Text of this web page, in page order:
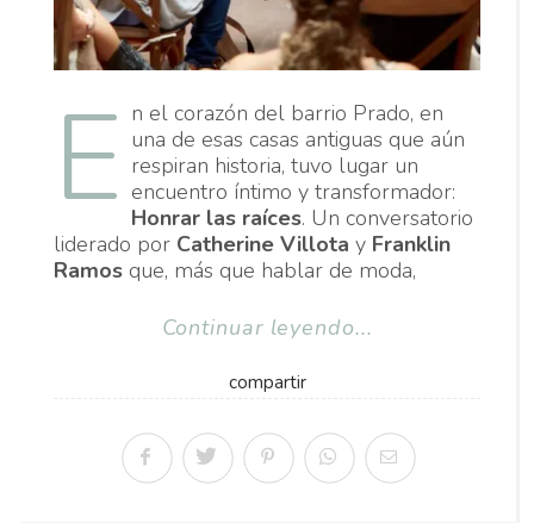
E n el corazón del barrio Prado, en
una de esas casas antiguas que aún
respiran historia, tuvo lugar un
encuentro íntimo y transformador:
Honrar las raíces. Un conversatorio
liderado por Catherine Villota y Franklin
Ramos que, más que hablar de moda,
Continuar leyendo...
compartir